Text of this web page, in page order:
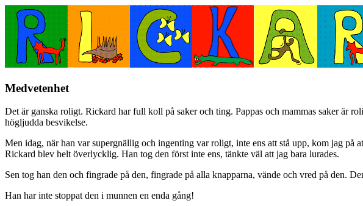
Medvetenhet
Det är ganska roligt. Rickard har full koll på saker och ting. Pappas och mammas saker är
högljudda besvikelse.
Men idag, när han var supergnällig och ingenting var roligt, inte ens att stå upp, kom jag
Rickard blev helt överlycklig. Han tog den först inte ens, tänkte väl att jag bara lurades.
Sen tog han den och fingrade på den, fingrade på alla knapparna, vände och vred på den.
Han har inte stoppat den i munnen en enda gång!